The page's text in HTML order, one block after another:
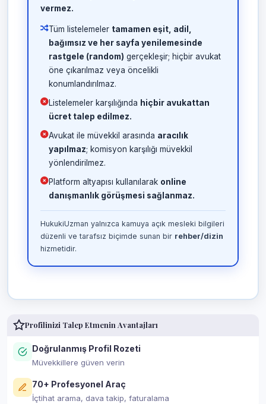
vermez.
Tüm listelemeler tamamen eşit, adil,
bağımsız ve her sayfa yenilemesinde
rastgele (random) gerçekleşir; hiçbir avukat
öne çıkarılmaz veya öncelikli
konumlandırılmaz.
Listelemeler karşılığında hiçbir avukattan
ücret talep edilmez.
Avukat ile müvekkil arasında aracılık
yapılmaz; komisyon karşılığı müvekkil
yönlendirilmez.
Platform altyapısı kullanılarak online
danışmanlık görüşmesi sağlanmaz.
HukukiUzman yalnızca kamuya açık mesleki bilgileri
düzenli ve tarafsız biçimde sunan bir rehber/dizin
hizmetidir.
Profilinizi Talep Etmenin Avantajları
Doğrulanmış Profil Rozeti
Müvekkillere güven verin
70+ Profesyonel Araç
İçtihat arama, dava takip, faturalama